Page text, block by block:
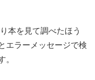
本を見て調べたほう
エラーメッセージで検
。